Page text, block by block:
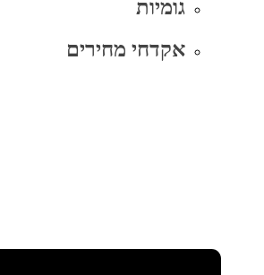
גומיות
אקדחי מחירים